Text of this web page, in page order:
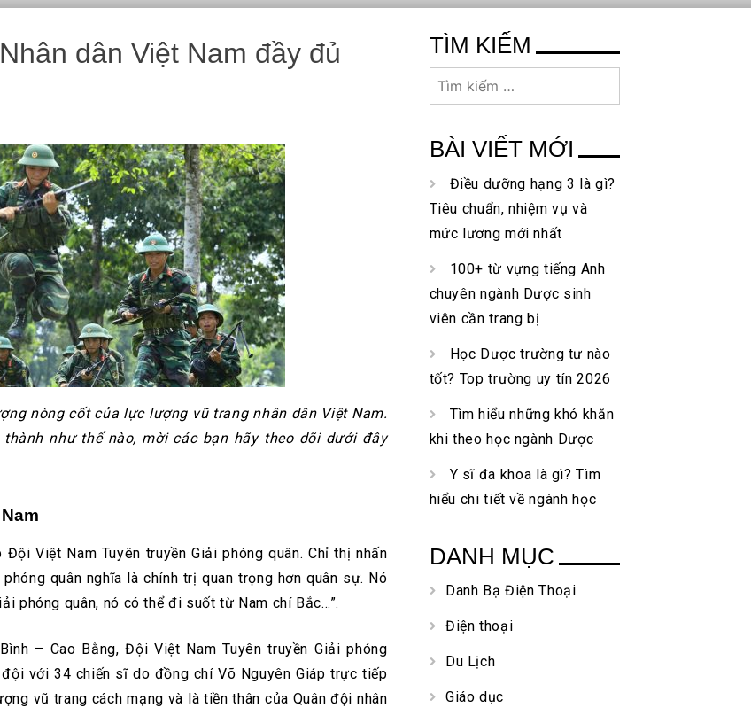
dân Việt Nam đầy đủ
nòng cốt của lực lượng vũ trang nhân dân Việt Nam.
như thế nào, mời các bạn hãy theo dõi dưới đây
Việt Nam Tuyên truyền Giải phóng quân. Chỉ thị nhấn
quân nghĩa là chính trị quan trọng hơn quân sự. Nó
phóng quân, nó có thể đi suốt từ Nam chí Bắc…”.
– Cao Bằng, Đội Việt Nam Tuyên truyền Giải phóng
với 34 chiến sĩ do đồng chí Võ Nguyên Giáp trực tiếp
vũ trang cách mạng và là tiền thân của Quân đội nhân
TÌM KIẾM
Tìm
kiếm
BÀI VIẾT MỚI
Điều dưỡng hạng 3 là gì?
Tiêu chuẩn, nhiệm vụ và
mức lương mới nhất
100+ từ vựng tiếng Anh
chuyên ngành Dược sinh
viên cần trang bị
Học Dược trường tư nào
tốt? Top trường uy tín 2026
Tìm hiểu những khó khăn
khi theo học ngành Dược
Y sĩ đa khoa là gì? Tìm
hiểu chi tiết về ngành học
DANH MỤC
Danh Bạ Điện Thoại
Điện thoại
Du Lịch
Giáo dục